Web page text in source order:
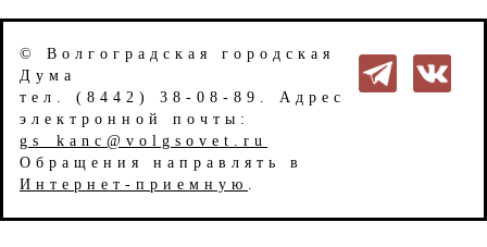
© Волгоградская городская
Дума
тел. (8442) 38-08-89. Адрес
электронной почты:
gs_kanc@volgsovet.ru
Обращения направлять в
Интернет-приемную .